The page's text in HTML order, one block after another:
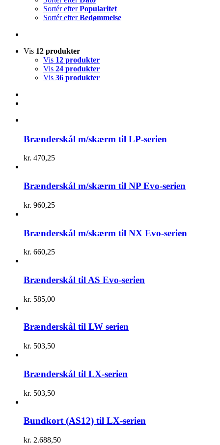
Sortér efterPopularitet
Sortér efterBedømmelse
Vis 12 produkter
Vis 12 produkter
Vis 24 produkter
Vis 36 produkter
Brænderskål m/skærm til LP-serien
kr. 470,25
Brænderskål m/skærm til NP Evo-serien
kr. 960,25
Brænderskål m/skærm til NX Evo-serien
kr. 660,25
Brænderskål til AS Evo-serien
kr. 585,00
Brænderskål til LW serien
kr. 503,50
Brænderskål til LX-serien
kr. 503,50
Bundkort (AS12) til LX-serien
kr. 2.688,50